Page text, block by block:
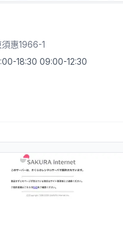
惠1966-1
18:30 09:00-12:30